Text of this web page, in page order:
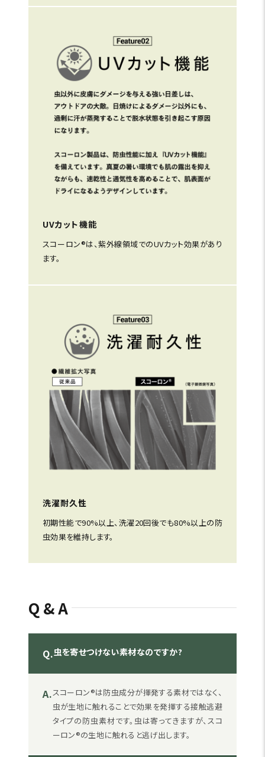
UVカット機能
スコーロン®は、紫外線領域でのUVカット効果があり
ます。
洗濯耐久性
初期性能で90%以上、洗濯20回後でも80%以上の防
虫効果を維持します。
Q&A
Q.虫を寄せつけない素材なのですか?
A.スコーロン®は防虫成分が揮発する素材ではなく、
虫が生地に触れることで効果を発揮する接触逃避
タイプの防虫素材です。虫は寄ってきますが、スコ
ーロン®の生地に触れると逃げ出します。